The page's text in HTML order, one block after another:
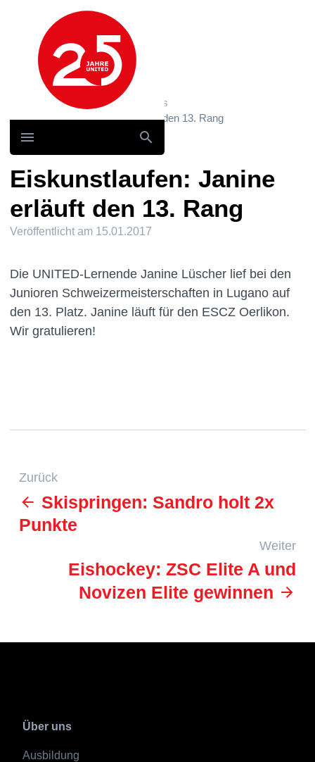
Hauptnavigation
News und Storys / News
Eiskunstlaufen: Janine erläuft den 13. Rang
Eiskunstlaufen: Janine
erläuft den 13. Rang
Veröffentlicht am 15.01.2017
Die UNITED-Lernende Janine Lüscher lief bei den
Junioren Schweizermeisterschaften in Lugano auf
den 13. Platz. Janine läuft für den ESCZ Oerlikon.
Wir gratulieren!
Zurück
Skispringen: Sandro holt 2x
Punkte
Weiter
Eishockey: ZSC Elite A und
Novizen Elite gewinnen
Über uns
Ausbildung